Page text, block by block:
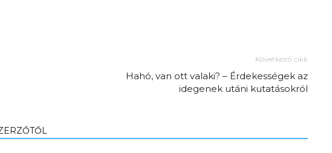
Következő cikk
Hahó, van ott valaki? – Érdekességek az
idegenek utáni kutatásokról